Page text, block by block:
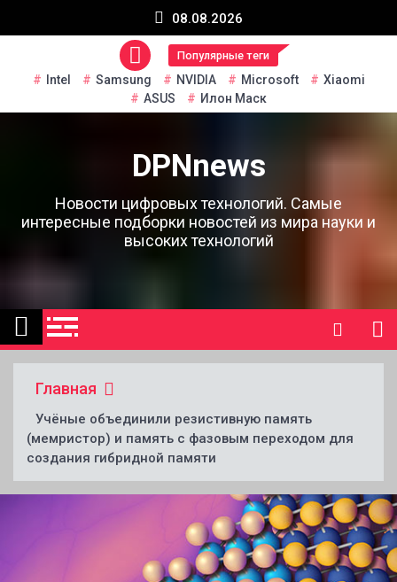
08.08.2026
Популярные теги
Intel Samsung NVIDIA Microsoft
Xiaomi
ASUS
Илон Маск
DPNnews
Новости цифровых технологий. Самые
интересные подборки новостей из мира науки и
высоких технологий
Главная
Учёные объединили резистивную память
(мемристор) и память с фазовым переходом для
создания гибридной памяти